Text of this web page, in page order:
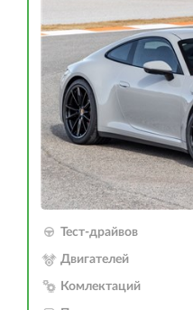
Тест-драйвов
Двигателей
Комлектаций